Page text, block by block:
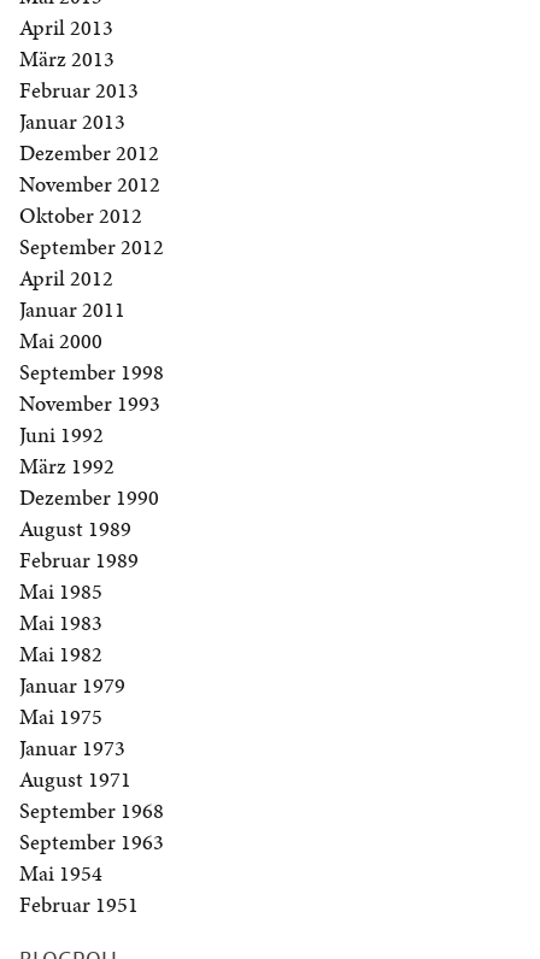
April 2013
März 2013
Februar 2013
Januar 2013
Dezember 2012
November 2012
Oktober 2012
September 2012
April 2012
Januar 2011
Mai 2000
September 1998
November 1993
Juni 1992
März 1992
Dezember 1990
August 1989
Februar 1989
Mai 1985
Mai 1983
Mai 1982
Januar 1979
Mai 1975
Januar 1973
August 1971
September 1968
September 1963
Mai 1954
Februar 1951